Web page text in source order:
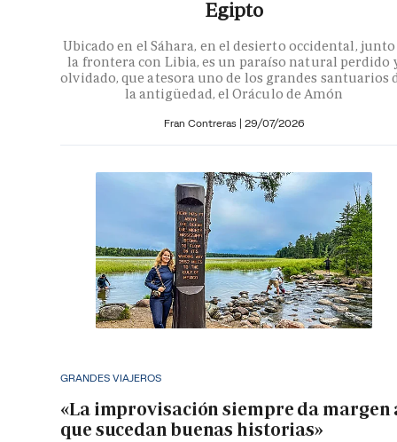
Egipto
Ubicado en el Sáhara, en el desierto occidental, junto
la frontera con Libia, es un paraíso natural perdido
olvidado, que atesora uno de los grandes santuarios
la antigüedad, el Oráculo de Amón
Fran Contreras | 29/07/2026
GRANDES VIAJEROS
«La improvisación siempre da margen
que sucedan buenas historias»